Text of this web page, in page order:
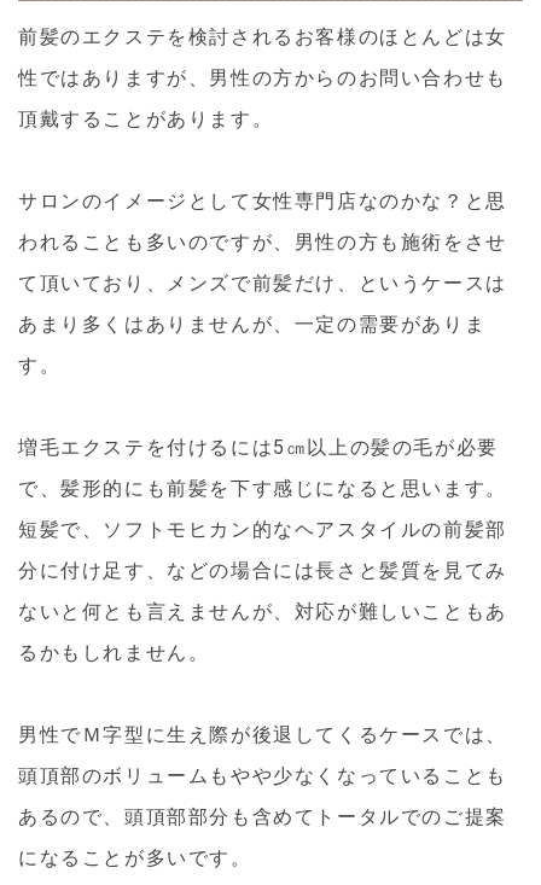
前髪のエクステを検討されるお客様のほとんどは女
性ではありますが、男性の方からのお問い合わせも
頂戴することがあります。
サロンのイメージとして女性専門店なのかな？と思
われることも多いのですが、男性の方も施術をさせ
て頂いており、メンズで前髪だけ、というケースは
あまり多くはありませんが、一定の需要がありま
す。
増毛エクステを付けるには5㎝以上の髪の毛が必要
で、髪形的にも前髪を下す感じになると思います。
短髪で、ソフトモヒカン的なヘアスタイルの前髪部
分に付け足す、などの場合には長さと髪質を見てみ
ないと何とも言えませんが、対応が難しいこともあ
るかもしれません。
男性でＭ字型に生え際が後退してくるケースでは、
頭頂部のボリュームもやや少なくなっていることも
あるので、頭頂部部分も含めてトータルでのご提案
になることが多いです。